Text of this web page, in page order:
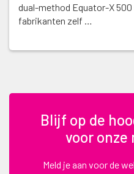
dual-method Equator-X
fabrikanten zelf …
Blijf op de
voor
Meld je aan voor de